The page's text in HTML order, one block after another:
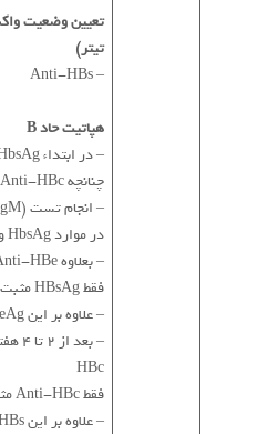
تیتر)
– Anti-HBs
هپاتیت حاد B
– در ابتداء HbsAg و anti-HBc (IgG, IgM)
چنانچه Anti-HBc مثبت باشد
– انجام تست Anti-HBc (IgM) ضروری است.
در موارد HbsAg و anti-HBc مثبت:
– بعلاوه HBeAg، Anti-HBe
فقط HBsAg مثبت:
– علاوه بر این HBeAg و HBV-DNA
HBc
فقط Anti-HBc مثبت:
– علاوه بر این Anti-HBs